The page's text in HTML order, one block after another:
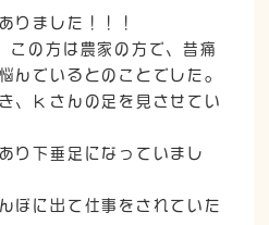
りました！！！
この方は農家の方で、昔痛
んでいるとのことでした。
、ｋさんの足を見させてい
り下垂足になっていまし
ぼに出て仕事をされていた